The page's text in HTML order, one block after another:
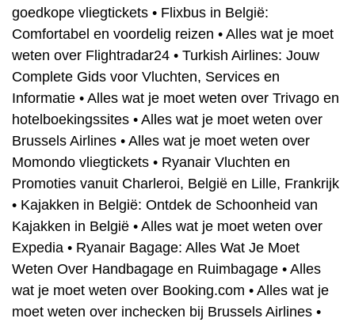
goedkope vliegtickets • Flixbus in België:
Comfortabel en voordelig reizen • Alles wat je moet
weten over Flightradar24 • Turkish Airlines: Jouw
Complete Gids voor Vluchten, Services en
Informatie • Alles wat je moet weten over Trivago en
hotelboekingssites • Alles wat je moet weten over
Brussels Airlines • Alles wat je moet weten over
Momondo vliegtickets • Ryanair Vluchten en
Promoties vanuit Charleroi, België en Lille, Frankrijk
• Kajakken in België: Ontdek de Schoonheid van
Kajakken in België • Alles wat je moet weten over
Expedia • Ryanair Bagage: Alles Wat Je Moet
Weten Over Handbagage en Ruimbagage • Alles
wat je moet weten over Booking.com • Alles wat je
moet weten over inchecken bij Brussels Airlines •